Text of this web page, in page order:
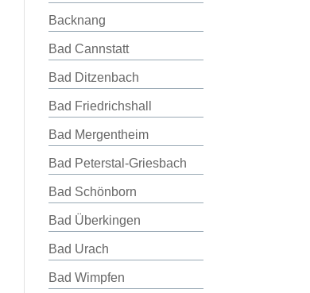
Backnang
Bad Cannstatt
Bad Ditzenbach
Bad Friedrichshall
Bad Mergentheim
Bad Peterstal-Griesbach
Bad Schönborn
Bad Überkingen
Bad Urach
Bad Wimpfen